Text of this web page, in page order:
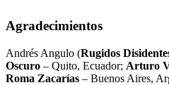
Agradecimientos
Andrés Angulo (Rugidos
Oscuro – Quito, Ecuador; Arturo
Roma Zacarías – Buenos Aires,